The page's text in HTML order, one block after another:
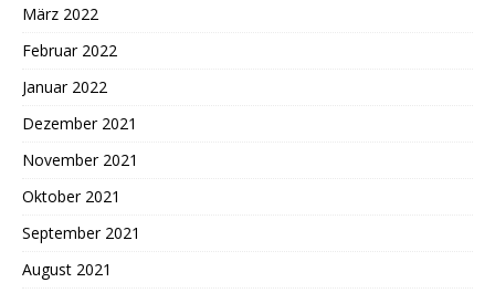
März 2022
Februar 2022
Januar 2022
Dezember 2021
November 2021
Oktober 2021
September 2021
August 2021